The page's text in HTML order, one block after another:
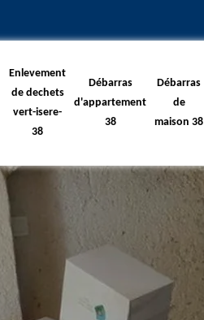
Enlevement
de dechets
vert-isere-
38
Débarras
d'appartement
38
Débarras
de
maison 38